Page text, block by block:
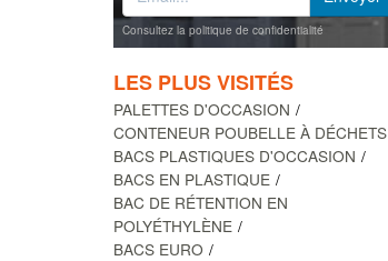
Consultez la politique de confidentialité
LES PLUS VISITÉS
PALETTES D'OCCASION
CONTENEUR POUBELLE À DÉCHETS
BACS PLASTIQUES D'OCCASION
BACS EN PLASTIQUE
BAC DE RÉTENTION EN
POLYÉTHYLÈNE
BACS EURO